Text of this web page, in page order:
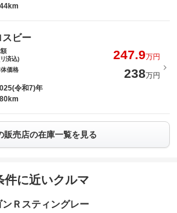
スビー
済込)
247.9万円
価格
238万円
令和7)年
販売店の在庫一覧を見る
件に近いクルマ
ンＲスティングレー